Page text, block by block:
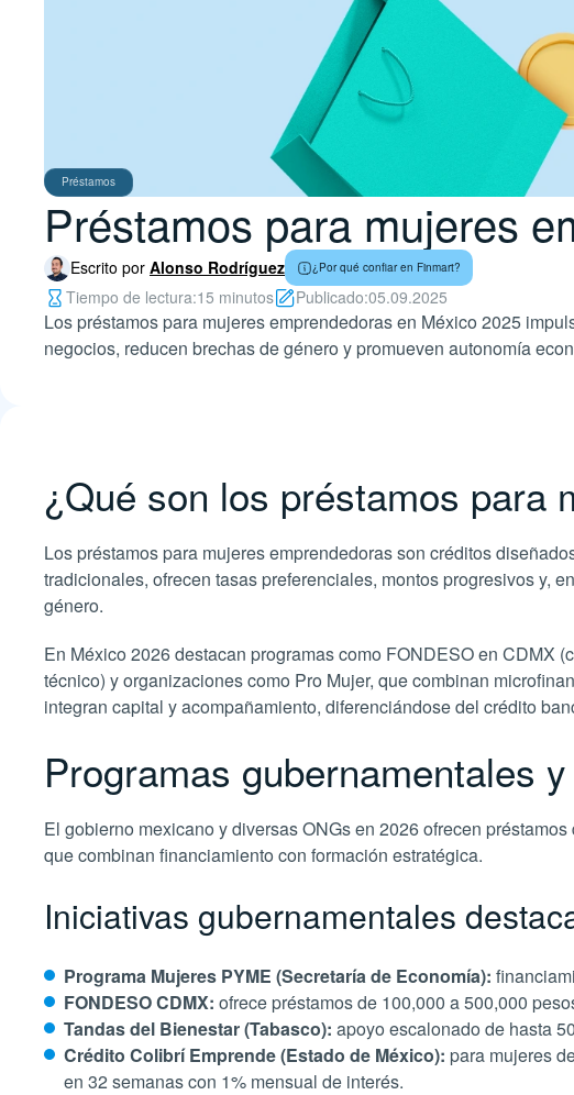
Préstamos
Préstamos para mujeres
Escrito por Alonso Rodríguez ¿Por qué confiar en Finmart?
Tiempo de lectura:15 minutos Publicado:05.09.2025
Los préstamos para mujeres emprendedoras en México 2025
negocios, reducen brechas de género y promueven autonomía
¿Qué son los préstamos para
Los préstamos para mujeres emprendedoras son créditos
tradicionales, ofrecen tasas preferenciales, montos progresivos y,
género.
En México 2026 destacan programas como FONDESO en CDMX
técnico) y organizaciones como Pro Mujer, que combinan
integran capital y acompañamiento, diferenciándose del crédito
Programas gubernamentales
El gobierno mexicano y diversas ONGs en 2026 ofrecen
que combinan financiamiento con formación estratégica.
Iniciativas gubernamentales
Programa Mujeres PYME (Secretaría de Economía):
FONDESO CDMX: ofrece préstamos de 100,000 a 500,000
Tandas del Bienestar (Tabasco): apoyo escalonado de hasta
Crédito Colibrí Emprende (Estado de México): para mujeres
en 32 semanas con 1% mensual de interés.